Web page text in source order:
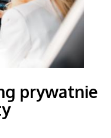
prywatnie